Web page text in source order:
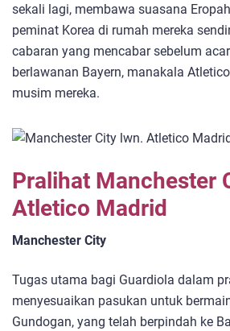
sekali lagi, membawa suasana
peminat Korea di rumah mereka
cabaran yang mencabar sebelum
berlawanan Bayern, manakala
musim mereka.
Pralihat Manchester
Atletico Madrid
Manchester City
Tugas utama bagi Guardiola dalam
menyesuaikan pasukan untuk
Gundogan, yang telah berpindah ke